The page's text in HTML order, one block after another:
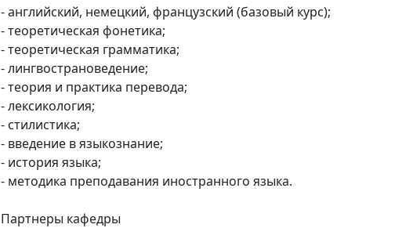
- английский, немецкий, французский (базовый курс);
- теоретическая фонетика;
- теоретическая грамматика;
- лингвострановедение;
- теория и практика перевода;
- лексикология;
- стилистика;
- введение в языкознание;
- история языка;
- методика преподавания иностранного языка.
Партнеры кафедры